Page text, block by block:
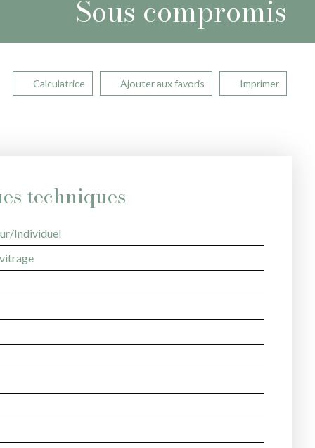
Sous compromis
Calculatrice Ajouter aux favoris Imprimer
techniques
Individuel